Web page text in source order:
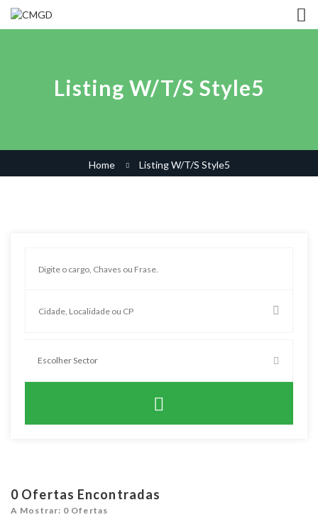
Listing W/T/S Style5
Home Listing W/T/S Style5
0 Ofertas Encontradas
A Mostrar: 0 Ofertas